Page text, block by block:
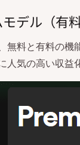
デル（有
無料と有料の機
人気の高い収益